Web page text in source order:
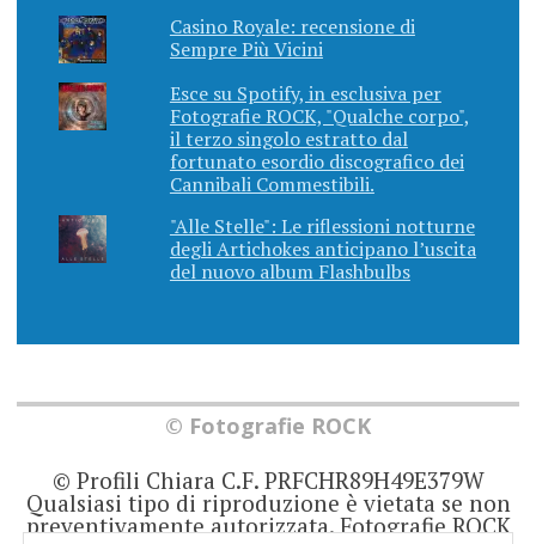
Casino Royale: recensione di
Sempre Più Vicini
Esce su Spotify, in esclusiva per
Fotografie ROCK, "Qualche corpo",
il terzo singolo estratto dal
fortunato esordio discografico dei
Cannibali Commestibili.
"Alle Stelle": Le riflessioni notturne
degli Artichokes anticipano l’uscita
del nuovo album Flashbulbs
© Fotografie ROCK
© Profili Chiara C.F. PRFCHR89H49E379W
Qualsiasi tipo di riproduzione è vietata se non
preventivamente autorizzata. Fotografie ROCK